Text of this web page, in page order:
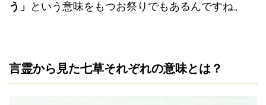
う」
という意味をもつお祭りでもあるんですね。
言霊から見た七草それぞれの意味とは？